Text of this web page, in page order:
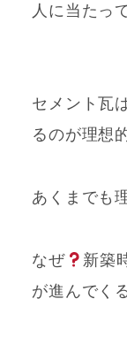
人に当たっ
セメント瓦
るのが理想
あくまでも
なぜ 新築
が進んでく